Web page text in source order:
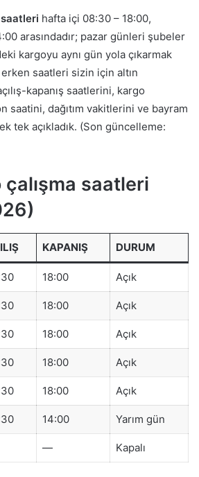
saatleri hafta içi 08:30 – 18:00,
arasındadır; pazar günleri şubeler
kargoyu aynı gün yola çıkarmak
erken saatleri sizin için altın
kapanış saatlerini, kargo
saatini, dağıtım vakitlerini ve bayram
tek açıkladık. (Son güncelleme:
çalışma saatleri
KAPANIŞ DURUM
18:00 Açık
18:00 Açık
18:00 Açık
18:00 Açık
18:00 Açık
14:00 Yarım gün
— Kapalı